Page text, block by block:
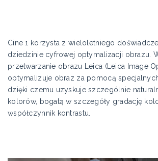
Cine 1 korzysta z wieloletniego
dziedzinie cyfrowej optymalizacji obrazu.
przetwarzanie obrazu Leica (Leica Image
optymalizuje obraz za pomocą
dzięki czemu uzyskuje szczególnie
kolorów, bogatą w szczegóły gradację
współczynnik kontrastu.